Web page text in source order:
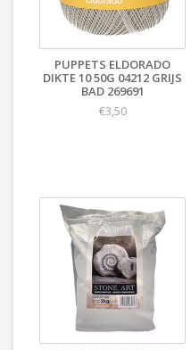
PUPPETS ELDORADO
DIKTE 10 50G 04212 GRIJS
BAD 269691
€3,50